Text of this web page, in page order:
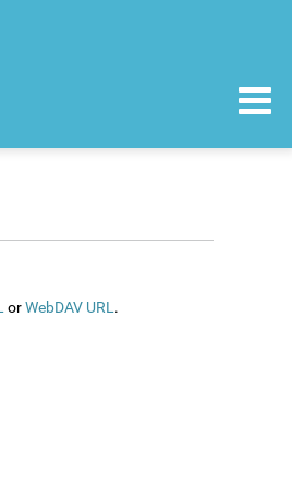
orWebDAV URL .